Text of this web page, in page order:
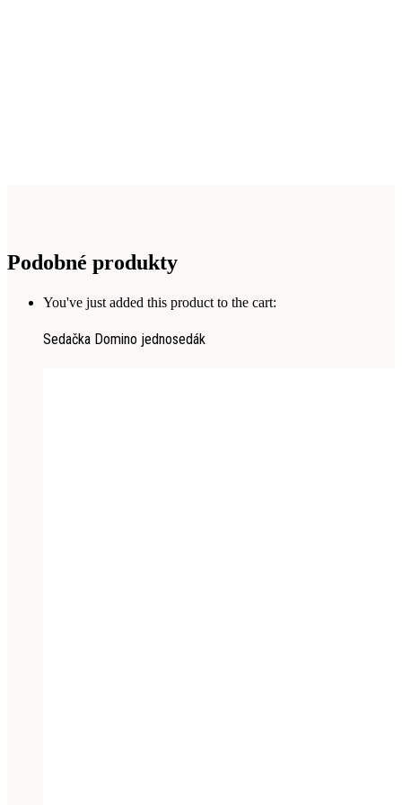
Podobné produkty
You've just added this product to the cart:
Sedačka Domino jednosedák